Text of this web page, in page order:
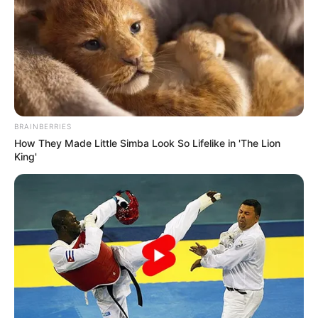
les accessits.
L’analyse du Bruit d’écurie du Quinté
Invictus Madiba (10): une chance séduisante pour les
places
Enfin, Invictus Madiba représente un profil intéressant
pour les amateurs de surprises. Certes, il n’a pas gagné
depuis plusieurs mois, mais il a montré des capacités
Même si sa dernière course ne reflète pas son réel
potentiel, elle comporte des excuses. À nouveau corde à
gauche, il ne sera pas dépaysé malgré sa première
tentative sur ce tracé. Il devra cependant bénéficier d’un
bon parcours pour faire parler sa pointe de vitesse.
BRAINBERRIES
How They Made Little Simba Look So Lifelike in 'The Lion
King'